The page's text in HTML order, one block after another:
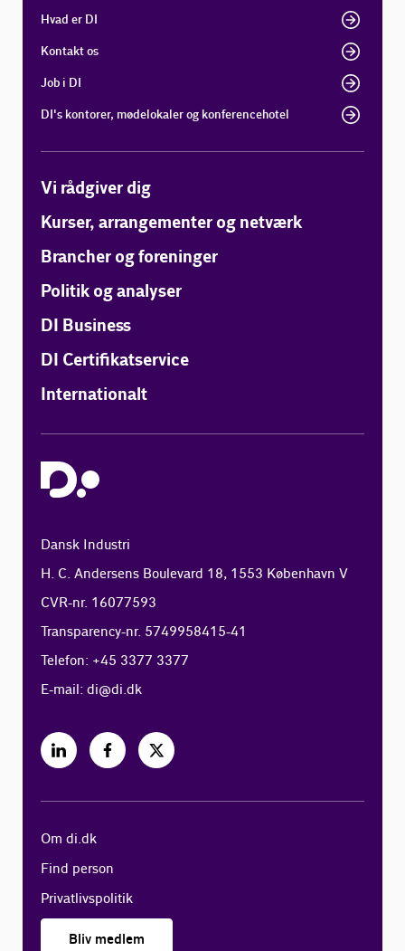
Hvad er DI
Kontakt os
Job i DI
DI's kontorer, mødelokaler og konferencehotel
Vi rådgiver dig
Kurser, arrangementer og netværk
Brancher og foreninger
Politik og analyser
DI Business
DI Certifikatservice
Internationalt
Dansk Industri
H. C. Andersens Boulevard 18, 1553 København V
CVR-nr. 16077593
Transparency-nr. 5749958415-41
Telefon: +45 3377 3377
E-mail:di@di.dk
Om di.dk
Find person
Privatlivspolitik
Bliv medlem